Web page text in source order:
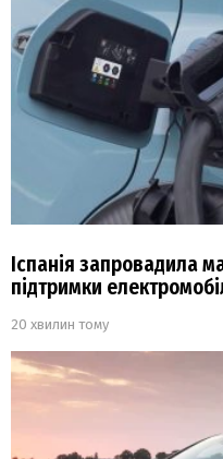
Іспанія запровадила
підтримки
20 хвилин тому